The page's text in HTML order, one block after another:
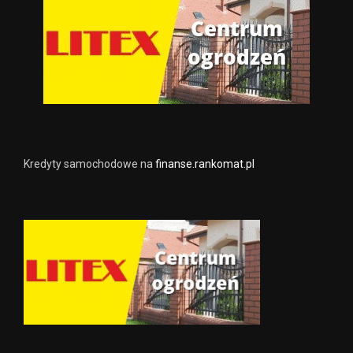
Kredyty samochodowe na finanse.rankomat.pl